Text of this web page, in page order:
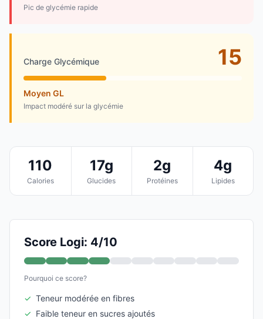
Pic de glycémie rapide
Charge Glycémique 15
Moyen GL
Impact modéré sur la glycémie
110
Calories
17g
Glucides
2g
Protéines
4g
Lipides
Score Logi: 4/10
Pourquoi ce score?
✓ Teneur modérée en fibres
✓ Faible teneur en sucres ajoutés